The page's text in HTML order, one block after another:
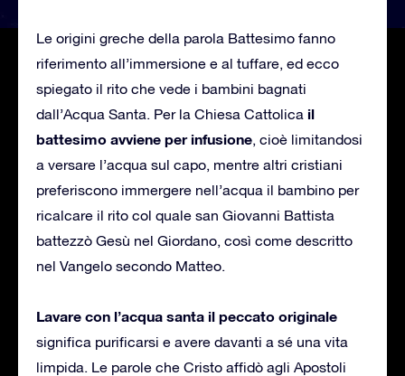
Le origini greche della parola Battesimo fanno
riferimento all’immersione e al tuffare, ed ecco
spiegato il rito che vede i bambini bagnati
dall’Acqua Santa. Per la Chiesa Cattolica il
battesimo avviene per infusione, cioè limitandosi
a versare l’acqua sul capo, mentre altri cristiani
preferiscono immergere nell’acqua il bambino per
ricalcare il rito col quale san Giovanni Battista
battezzò Gesù nel Giordano, così come descritto
nel Vangelo secondo Matteo.
Lavare con l’acqua santa il peccato originale
significa purificarsi e avere davanti a sé una vita
limpida. Le parole che Cristo affidò agli Apostoli